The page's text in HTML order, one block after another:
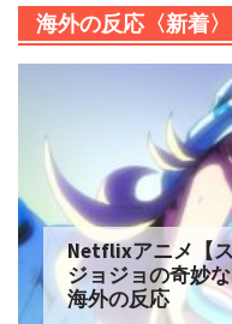
海外の反応〈新着〉
Netflixアニメ【
ジョジョの奇妙
海外の反応